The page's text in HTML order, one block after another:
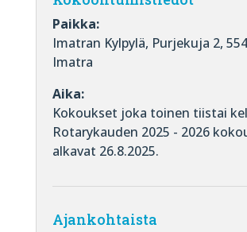
Paikka:
Imatran Kylpylä, Purjekuja 2,
Imatra
Aika:
Kokoukset joka toinen tiistai
Rotarykauden 2025 - 2026
alkavat 26.8.2025.
Ajankohtaista